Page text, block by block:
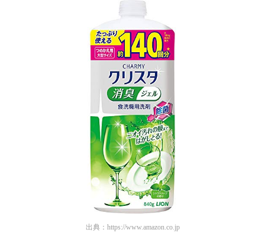
出典： https://www.amazon.co.jp